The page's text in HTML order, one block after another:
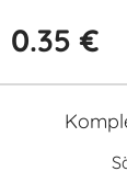
0.35 €